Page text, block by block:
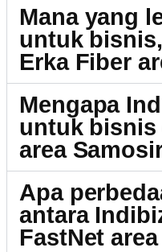
Mana yang
untuk
Erka Fiber
Mengapa
untuk bisnis
area
Apa
antara
FastNet